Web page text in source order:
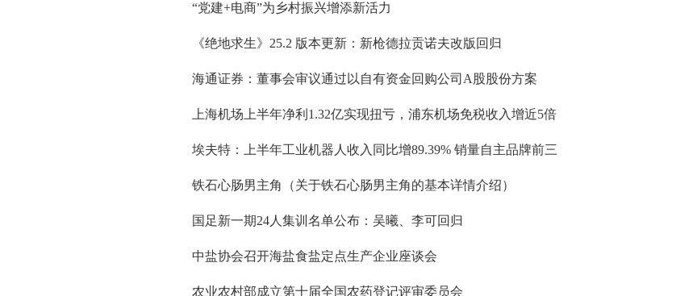
“党建+电商”为乡村振兴增添新活力
《绝地求生》25.2 版本更新：新枪德拉贡诺夫改版回归
海通证券：董事会审议通过以自有资金回购公司A股股份方案
上海机场上半年净利1.32亿实现扭亏，浦东机场免税收入增近5倍
埃夫特：上半年工业机器人收入同比增89.39% 销量自主品牌前三
铁石心肠男主角（关于铁石心肠男主角的基本详情介绍）
国足新一期24人集训名单公布：吴曦、李可回归
中盐协会召开海盐食盐定点生产企业座谈会
农业农村部成立第十届全国农药登记评审委员会